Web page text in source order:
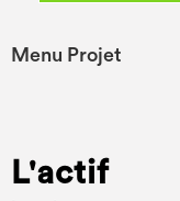
Menu Projet
L'actif